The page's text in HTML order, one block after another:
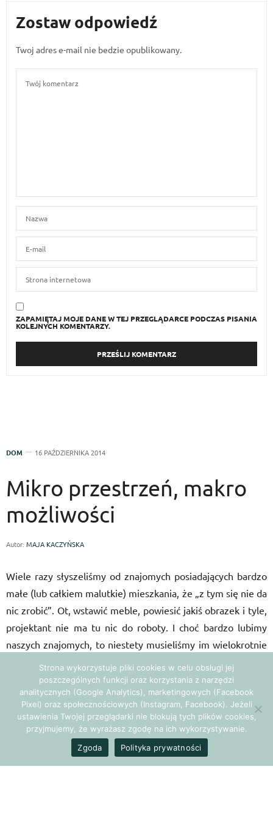
Zostaw odpowiedź
Twoj adres e-mail nie bedzie opublikowany.
ZAPAMIĘTAJ MOJE DANE W TEJ PRZEGLĄDARCE PODCZAS PISANIA
KOLEJNYCH KOMENTARZY.
DOM 16 PAŹDZIERNIKA 2014
Mikro przestrzeń, makro
możliwości
Autor: MAJA KACZYŃSKA
Wiele razy słyszeliśmy od znajomych posiadających bardzo
małe (lub całkiem malutkie) mieszkania, że „z tym się nie da
nic zrobić”. Ot, wstawić meble, powiesić jakiś obrazek i tyle,
projektant nie ma tu nic do roboty. I choć bardzo lubimy
naszych znajomych, to niestety musieliśmy im wielokrotnie
powtarzać, że się mylą – i to wcale nie malutko.
Przy projektowaniu takich przestrzeni mamy właśnie
najwięcej pracy i nasze mózgi wykonują niezłą pracę, gdy
kombinujemy walcząc o każdy milimetr. Prezentowany
projekt zdecydowanie możemy określić jako ten, przy
Strona wykorzystuje pliki cookies w celu obsługi jej
poszczególnych funkcji oraz korzystania z narzędzi
analitycznych (Google Analytics), marketingowych (Facebook
Pixel) oraz społecznościowych (Instagram, Facebook). Jeżeli
ustawienia Twojej przeglądarki nie blokują tych plików cookies,
przyjmujemy, że wyrażasz zgodę na ich wykorzystywanie.
Zgoda
Polityka prywatności